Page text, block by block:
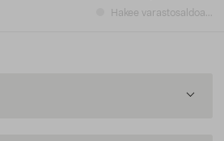
Hakee varastosaldoa...